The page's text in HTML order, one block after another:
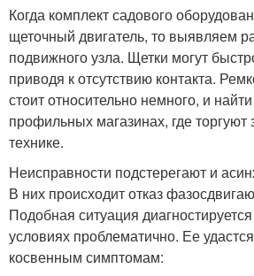
Когда комплект садового
щеточный двигатель, то выявляем
подвижного узла. Щетки могут
приводя к отсутствию контакта.
стоит относительно немного, и
профильных магазинах, где торгуют
технике.
Неисправности подстерегают и
В них происходит отказ
Подобная ситуация
условиях проблематично. Ее
косвенным симптомам: